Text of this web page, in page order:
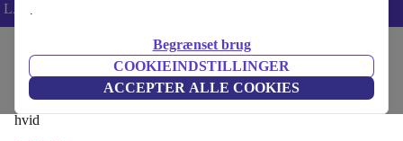
.
Begrænset brug
COOKIEINDSTILLINGER
ACCEPTER ALLE COOKIES
LAPTOP5 -
Husholdning Møbler
Michelangelo. Det komplette værk.
hvid